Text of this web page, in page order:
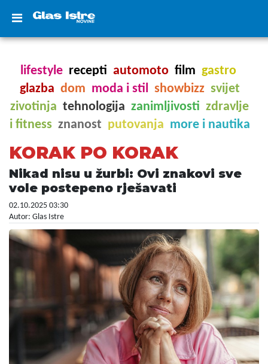
lifestyle recepti automoto film gastro
glazba dom moda i stil showbizz svijet
zivotinja tehnologija zanimljivosti zdravlje
i fitness znanost putovanja more i nautika
KORAK PO KORAK
Nikad nisu u žurbi: Ovi znakovi sve
vole postepeno rješavati
02.10.2025 03:30
Autor: Glas Istre